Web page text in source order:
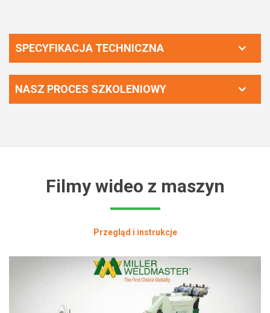
SPECYFIKACJA TECHNICZNA
NASZ PROCES SZKOLENIOWY
Filmy wideo z maszyn
Przegląd i instrukcje